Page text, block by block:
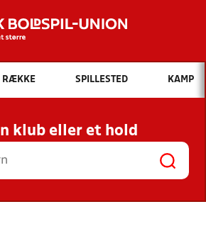
Hvad vil du søge efter?
INDHOLD OG NYHEDER
RESULTATER, KLUBBER OG
HOLD
RÆKKE SPILLESTED KAMP
klub eller et hold